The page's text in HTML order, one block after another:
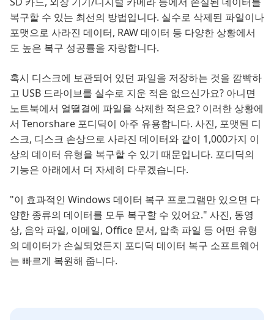
복구할 수 있는 최선의 방법입니다. 실수로 삭제된 파일이나
포맷으로 사라진 데이터, RAW 데이터 등 다양한 상황에서
도 높은 복구 성공률을 자랑합니다.
혹시 디스크에 보관되어 있던 파일을 저장하는 것을 깜빡하
고 USB 드라이브를 실수로 지운 적은 없으신가요? 아니면
노트북에서 얼떨결에 파일을 삭제한 적은요? 이러한 상황에
서 Tenorshare 포디딕이 아주 유용합니다. 사진, 포맷된 디
스크, 디스크 손상으로 사라진 데이터와 같이 1,000가지 이
상의 데이터 유형을 복구할 수 있기 때문입니다. 포디딕의
기능은 아래에서 더 자세히 다루겠습니다.
"이 효과적인 Windows 데이터 복구 프로그램만 있으면 다
양한 종류의 데이터를 모두 복구할 수 있어요." 사진, 동영
상, 음악 파일, 이메일, Office 문서, 압축 파일 등 어떤 유형
의 데이터가 손실되었든지 포디딕 데이터 복구 소프트웨어
는 빠르게 복원해 줍니다.